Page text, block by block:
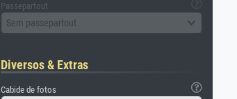
Passepartout
Sem passepartout
Diversos & Extras
Cabide de fotos